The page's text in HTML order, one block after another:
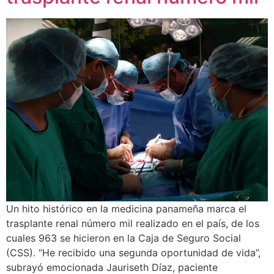
Un hito histórico en la medicina panameña marca el
trasplante renal número mil realizado en el país, de los
cuales 963 se hicieron en la Caja de Seguro Social
(CSS). “He recibido una segunda oportunidad de vida”,
subrayó emocionada Jauriseth Díaz, paciente